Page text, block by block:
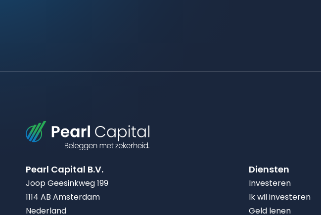
Pearl Capital B.V.
Joop Geesinkweg 199
1114 AB Amsterdam
Nederland
Diensten
Investeren
Ik wil investeren
Geld lenen